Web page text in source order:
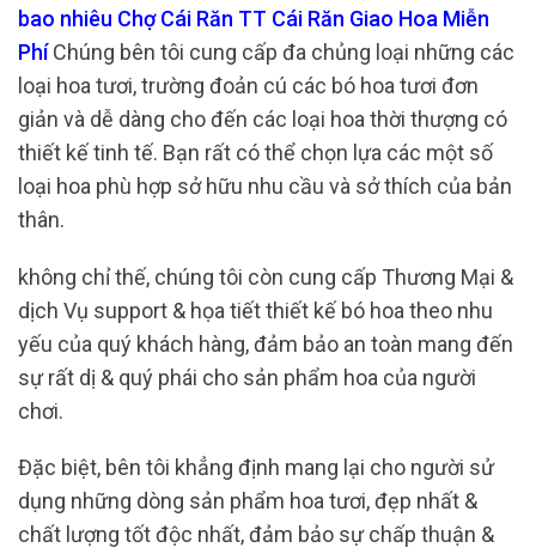
bao nhiêu Chợ Cái Răn TT Cái Răn Giao Hoa Miễn
PhíChúng bên tôi cung cấp đa chủng loại những các
loại hoa tươi, trường đoản cú các bó hoa tươi đơn
giản và dễ dàng cho đến các loại hoa thời thượng có
thiết kế tinh tế. Bạn rất có thể chọn lựa các một số
loại hoa phù hợp sở hữu nhu cầu và sở thích của bản
thân.
không chỉ thế, chúng tôi còn cung cấp Thương Mại &
dịch Vụ support & họa tiết thiết kế bó hoa theo nhu
yếu của quý khách hàng, đảm bảo an toàn mang đến
sự rất dị & quý phái cho sản phẩm hoa của người
chơi.
Đặc biệt, bên tôi khẳng định mang lại cho người sử
dụng những dòng sản phẩm hoa tươi, đẹp nhất &
chất lượng tốt độc nhất, đảm bảo sự chấp thuận &